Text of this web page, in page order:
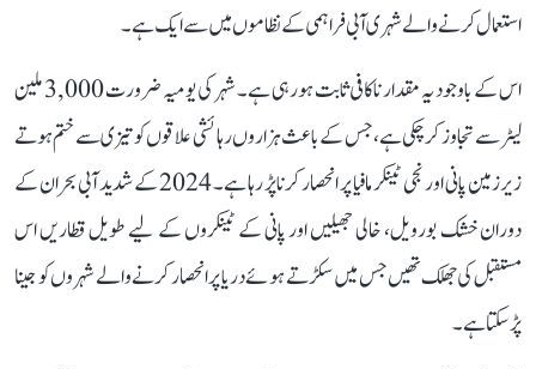
استعمال کرنے والے شہری آبی فراہمی کے نظاموں میں سے ایک ہے۔
اس کے باوجود یہ مقدار ناکافی ثابت ہو رہی ہے۔ شہر کی یومیہ ضرورت 3,000 ملین
لیٹر سے تجاوز کر چکی ہے، جس کے باعث ہزاروں رہائشی علاقوں کو تیزی سے ختم ہوتے
زیرزمین پانی اور نجی ٹینکر مافیا پر انحصار کرنا پڑ رہا ہے۔ 2024 کے شدید آبی بحران کے
دوران خشک بورویل، خالی جھیلیں اور پانی کے ٹینکروں کے لیے طویل قطاریں اس
مستقبل کی جھلک تھیں جس میں سکڑتے ہوئے دریا پر انحصار کرنے والے شہروں کو جینا
پڑ سکتا ہے۔